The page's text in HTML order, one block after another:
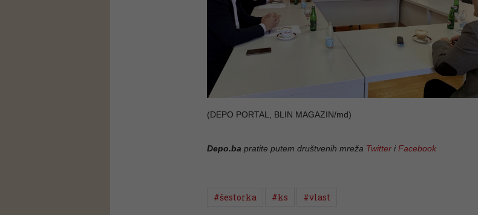
(DEPO PORTAL, BLIN MAGAZIN/md)
Depo.ba pratite putem društvenih mreža Twitter iFacebook
#šestorka #ks #vlast